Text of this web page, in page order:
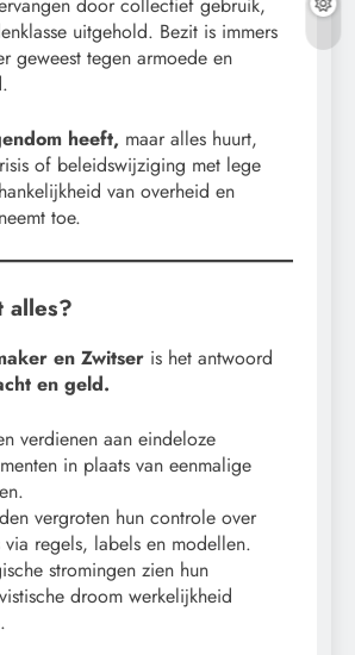
uitgehold. Bezit is immers
geweest tegen armoede en
heeft, maar alles huurt,
of beleidswijziging met lege
van overheid en
toe.
alles?
en Zwitser is het antwoord
en geld.
verdienen aan eindeloze
in plaats van eenmalige
vergroten hun controle over
via regels, labels en modellen.
stromingen zien hun
droom werkelijkheid